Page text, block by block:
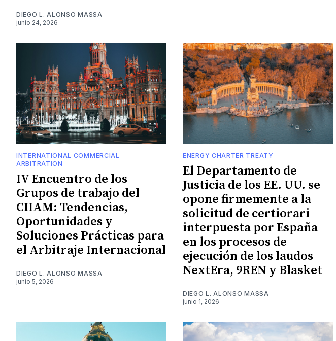
DIEGO L. ALONSO MASSA
junio 24, 2026
INTERNATIONAL COMMERCIAL
ARBITRATION
IV Encuentro de los
Grupos de trabajo del
CIIAM: Tendencias,
Oportunidades y
Soluciones Prácticas para
el Arbitraje Internacional
DIEGO L. ALONSO MASSA
junio 5, 2026
ENERGY CHARTER TREATY
El Departamento de
Justicia de los EE. UU. se
opone firmemente a la
solicitud de certiorari
interpuesta por España
en los procesos de
ejecución de los laudos
NextEra, 9REN y Blasket
DIEGO L. ALONSO MASSA
junio 1, 2026